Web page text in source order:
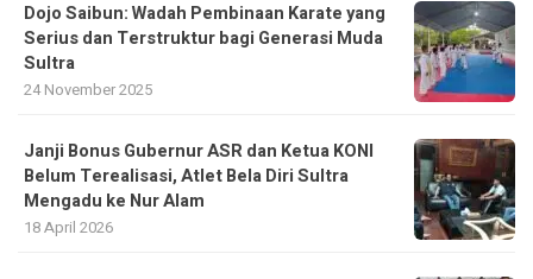
Dojo Saibun: Wadah Pembinaan Karate yang
Serius dan Terstruktur bagi Generasi Muda
Sultra
24 November 2025
Janji Bonus Gubernur ASR dan Ketua KONI
Belum Terealisasi, Atlet Bela Diri Sultra
Mengadu ke Nur Alam
18 April 2026